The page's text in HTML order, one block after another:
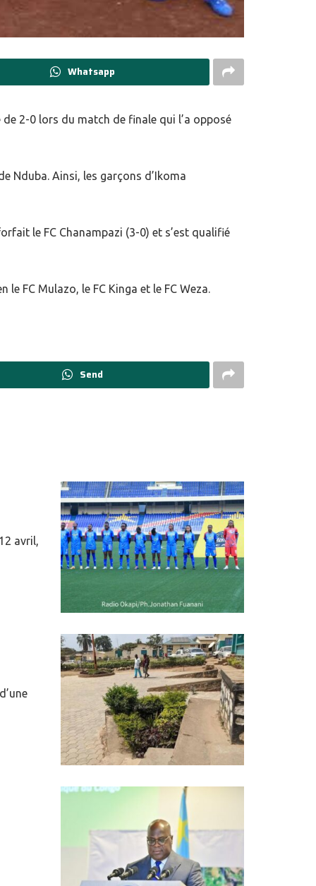
Whatsapp
2-0 lors du match de finale qui l’a opposé
Nduba. Ainsi, les garçons d’Ikoma
le FC Chanampazi (3-0) et s’est qualifié
FC Mulazo, le FC Kinga et le FC Weza.
Send
avril,